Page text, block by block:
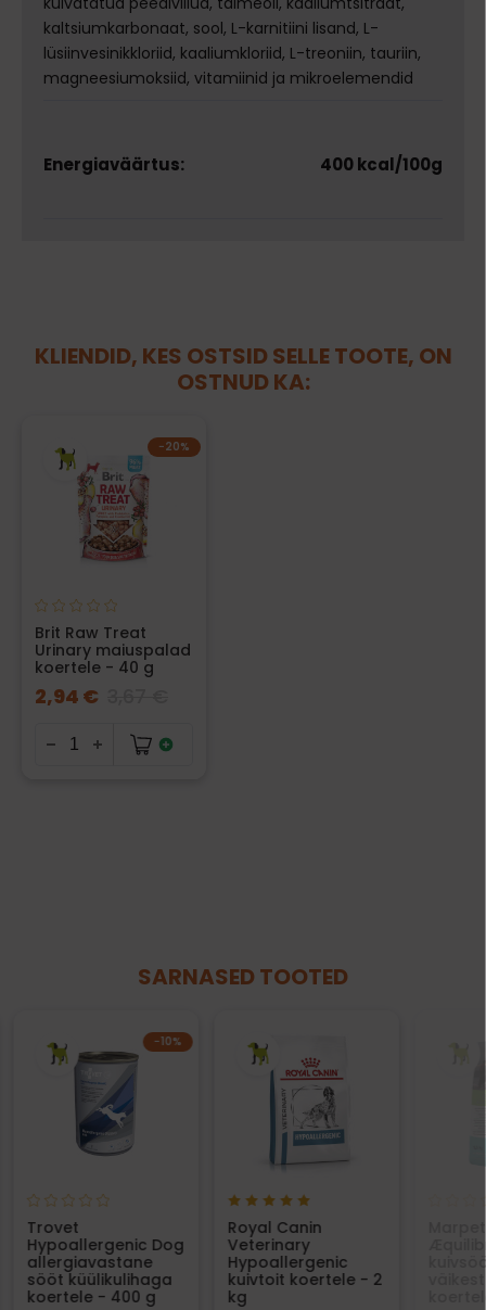
kaltsiumkarbonaat, sool, L-karnitiini lisand, L-
lüsiinvesinikkloriid, kaaliumkloriid, L-treoniin, tauriin,
magneesiumoksiid, vitamiinid ja mikroelemendid
Energiaväärtus: 400 kcal/100g
KLIENDID, KES OSTSID SELLE TOOTE, ON
OSTNUD KA:
−20%
Brit Raw Treat
Urinary maiuspalad
koertele - 40 g
2,94 €
SARNASED TOOTED
−10%
Trovet
Hypoallergenic Dog
allergiavastane
sööt küülikulihaga
koertele - 400 g
Royal Canin
Veterinary
Hypoallergenic
kuivtoit koertele - 2
kg